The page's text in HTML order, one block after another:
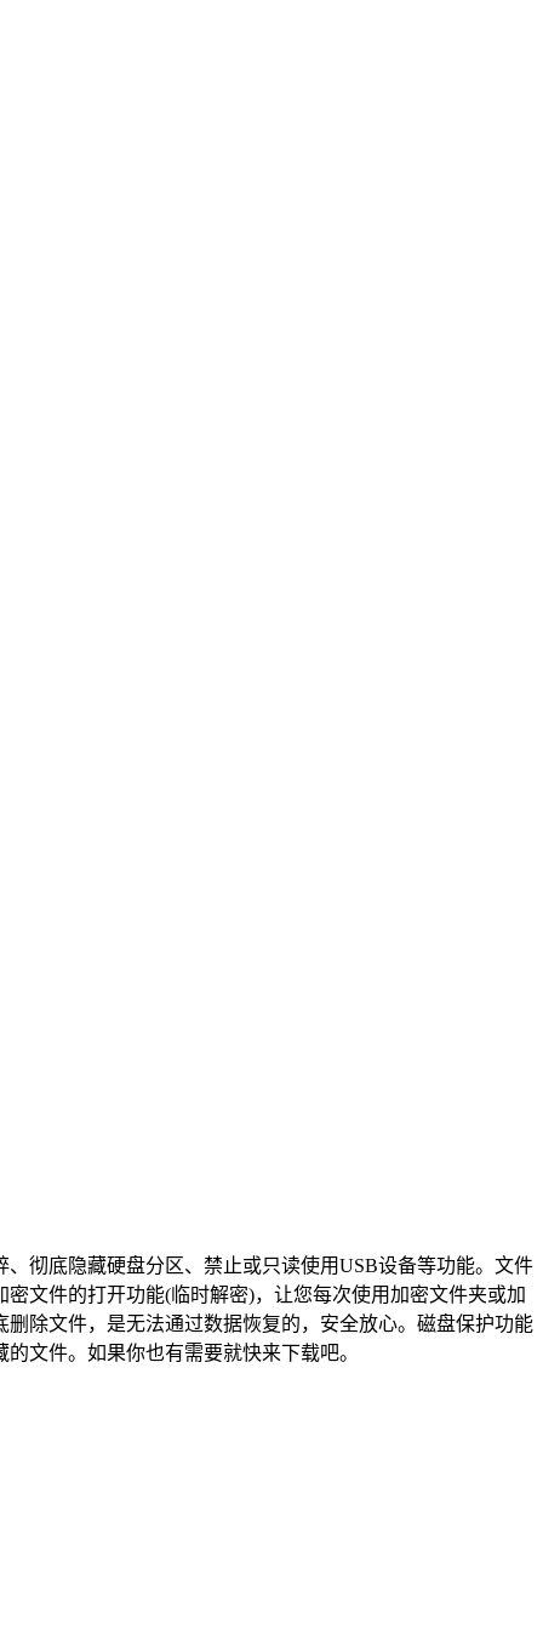
彻底隐藏硬盘分区、禁止或只读使用USB设备等功能。文件
文件的打开功能(临时解密)，让您每次使用加密文件夹或加
除文件，是无法通过数据恢复的，安全放心。磁盘保护功能
文件。如果你也有需要就快来下载吧。